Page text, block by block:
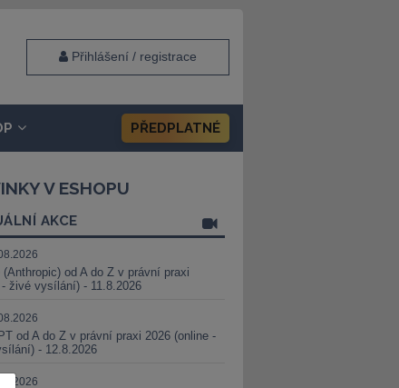
Přihlášení / registrace
PŘEDPLATNÉ
V ESHOPU
AKCE
(Anthropic) od A do Z v právní praxi
- živé vysílání) - 11.8.2026
od A do Z v právní praxi 2026 (online -
- 12.8.2026